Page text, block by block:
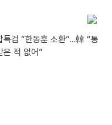
특검 “한동훈 소환”…韓 “통
은 적 없어”